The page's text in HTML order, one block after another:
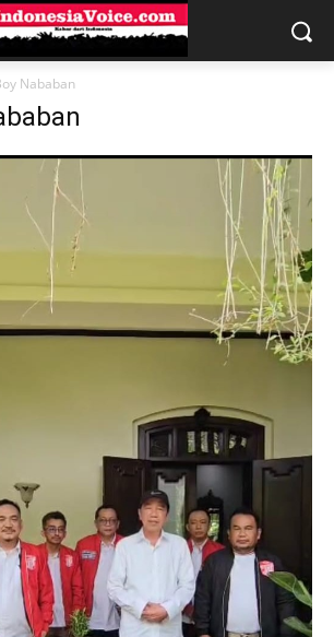
Nababan